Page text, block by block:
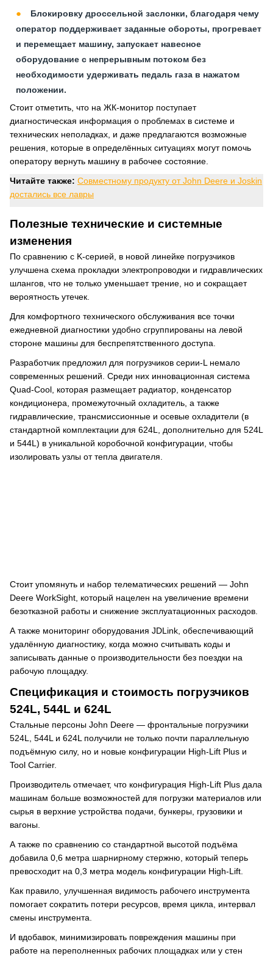
Блокировку дроссельной заслонки, благодаря чему
оператор поддерживает заданные обороты, прогревает
и перемещает машину, запускает навесное
оборудование с непрерывным потоком без
необходимости удерживать педаль газа в нажатом
положении.
Стоит отметить, что на ЖК-монитор поступает
диагностическая информация о проблемах в системе и
технических неполадках, и даже предлагаются возможные
решения, которые в определённых ситуациях могут помочь
оператору вернуть машину в рабочее состояние.
Читайте также: Совместному продукту от John Deere и Joskin
достались все лавры
Полезные технические и системные
изменения
По сравнению с K-серией, в новой линейке погрузчиков
улучшена схема прокладки электропроводки и гидравлических
шлангов, что не только уменьшает трение, но и сокращает
вероятность утечек.
Для комфортного технического обслуживания все точки
ежедневной диагностики удобно сгруппированы на левой
стороне машины для беспрепятственного доступа.
Разработчик предложил для погрузчиков серии-L немало
современных решений. Среди них инновационная система
Quad-Cool, которая размещает радиатор, конденсатор
кондиционера, промежуточный охладитель, а также
гидравлические, трансмиссионные и осевые охладители (в
стандартной комплектации для 624L, дополнительно для 524L
и 544L) в уникальной коробочной конфигурации, чтобы
изолировать узлы от тепла двигателя.
Стоит упомянуть и набор телематических решений — John
Deere WorkSight, который нацелен на увеличение времени
безотказной работы и снижение эксплуатационных расходов.
А также мониторинг оборудования JDLink, обеспечивающий
удалённую диагностику, когда можно считывать коды и
записывать данные о производительности без поездки на
рабочую площадку.
Спецификация и стоимость погрузчиков
524L, 544L и 624L
Стальные персоны John Deere — фронтальные погрузчики
524L, 544L и 624L получили не только почти параллельную
подъёмную силу, но и новые конфигурации High-Lift Plus и
Tool Carrier.
Производитель отмечает, что конфигурация High-Lift Plus дала
машинам больше возможностей для погрузки материалов или
сырья в верхние устройства подачи, бункеры, грузовики и
вагоны.
А также по сравнению со стандартной высотой подъёма
добавила 0,6 метра шарнирному стержню, который теперь
превосходит на 0,3 метра модель конфигурации High-Lift.
Как правило, улучшенная видимость рабочего инструмента
помогает сократить потери ресурсов, время цикла, интервал
смены инструмента.
И вдобавок, минимизировать повреждения машины при
работе на переполненных рабочих площадках или у стен